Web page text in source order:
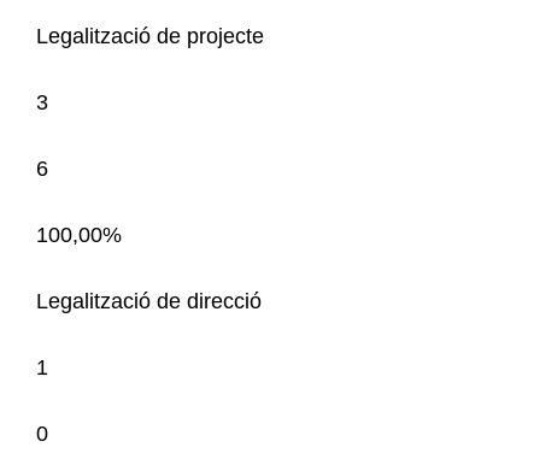
Legalització de projecte
3
6
100,00%
Legalització de direcció
1
0